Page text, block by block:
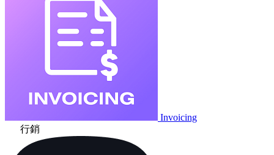
Invoicing
行銷